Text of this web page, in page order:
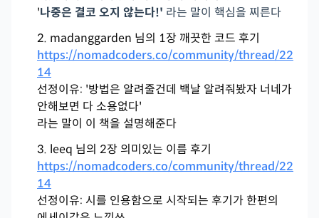
'나중은 결코 오지 않는다!' 라는 말이 핵심을 찌른다
madanggarden 님의 1장 깨끗한 코드 후기
https://nomadcoders.co/community/thread/22
14
선정이유: '방법은 알려줄건데 백날 알려줘봤자 너네가
안해보면 다 소용없다'
라는 말이 이 책을 설명해준다
leeq 님의 2장 의미있는 이름 후기
https://nomadcoders.co/community/thread/22
14
선정이유: 시를 인용함으로 시작되는 후기가 한편의